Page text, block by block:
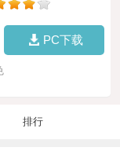
PC下载
排行